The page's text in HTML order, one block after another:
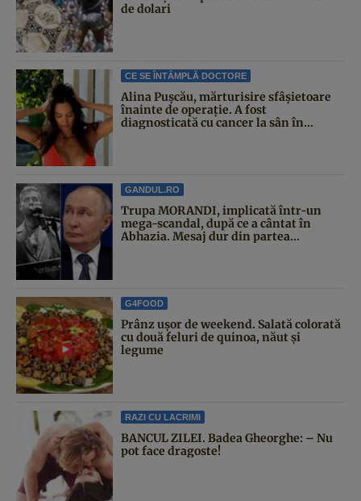
de dolari
CE SE ÎNTÂMPLĂ DOCTORE
Alina Pușcău, mărturisire sfâșietoare
înainte de operație. A fost
diagnosticată cu cancer la sân în...
GANDUL.RO
Trupa MORANDI, implicată într-un
mega-scandal, după ce a cântat în
Abhazia. Mesaj dur din partea...
G4FOOD
Prânz ușor de weekend. Salată colorată
cu două feluri de quinoa, năut și
legume
RAZI CU LACRIMI
BANCUL ZILEI. Badea Gheorghe: – Nu
pot face dragoste!